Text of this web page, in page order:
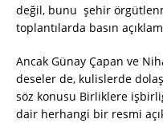
değil, bunu şehir
toplantılarda basın
Ancak Günay Çapan ve
deseler de, kulislerde
söz konusu Birliklere
dair herhangi bir resmi